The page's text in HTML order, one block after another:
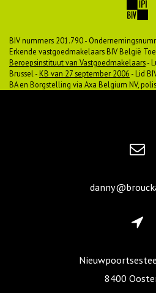
BIV nummers 201.790 -
Erkende vastgoedmakelaars BIV België
Beroepsinstituut van Vastgoedmakelaars-
Brussel -KB van 27 september 2006 - Lid
BA en Borgstelling via Axa Belgium NV,
8400